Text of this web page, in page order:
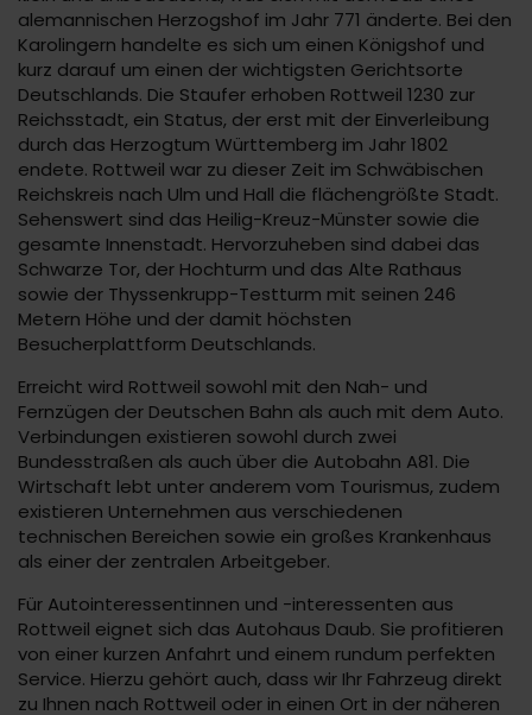
alemannischen Herzogshof im Jahr 771 änderte. Bei den
Karolingern handelte es sich um einen Königshof und
kurz darauf um einen der wichtigsten Gerichtsorte
Deutschlands. Die Staufer erhoben Rottweil 1230 zur
Reichsstadt, ein Status, der erst mit der Einverleibung
durch das Herzogtum Württemberg im Jahr 1802
endete. Rottweil war zu dieser Zeit im Schwäbischen
Reichskreis nach Ulm und Hall die flächengrößte Stadt.
Sehenswert sind das Heilig-Kreuz-Münster sowie die
gesamte Innenstadt. Hervorzuheben sind dabei das
Schwarze Tor, der Hochturm und das Alte Rathaus
sowie der Thyssenkrupp-Testturm mit seinen 246
Metern Höhe und der damit höchsten
Besucherplattform Deutschlands.
Erreicht wird Rottweil sowohl mit den Nah- und
Fernzügen der Deutschen Bahn als auch mit dem Auto.
Verbindungen existieren sowohl durch zwei
Bundesstraßen als auch über die Autobahn A81. Die
Wirtschaft lebt unter anderem vom Tourismus, zudem
existieren Unternehmen aus verschiedenen
technischen Bereichen sowie ein großes Krankenhaus
als einer der zentralen Arbeitgeber.
Für Autointeressentinnen und -interessenten aus
Rottweil eignet sich das Autohaus Daub. Sie profitieren
von einer kurzen Anfahrt und einem rundum perfekten
Service. Hierzu gehört auch, dass wir Ihr Fahrzeug direkt
zu Ihnen nach Rottweil oder in einen Ort in der näheren